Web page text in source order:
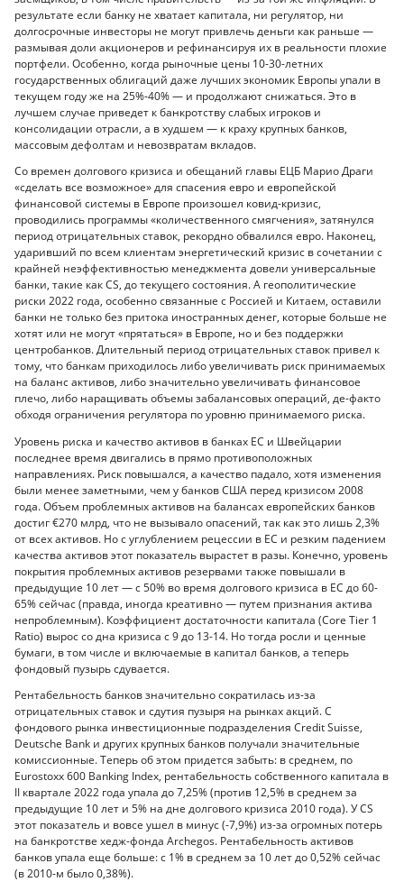
результате если банку не хватает капитала, ни регулятор, ни
долгосрочные инвесторы не могут привлечь деньги как раньше —
размывая доли акционеров и рефинансируя их в реальности плохие
портфели. Особенно, когда рыночные цены 10-30-летних
государственных облигаций даже лучших экономик Европы упали в
текущем году же на 25%-40% — и продолжают снижаться. Это в
лучшем случае приведет к банкротству слабых игроков и
консолидации отрасли, а в худшем — к краху крупных банков,
массовым дефолтам и невозвратам вкладов.
Со времен долгового кризиса и обещаний главы ЕЦБ Марио Драги
«сделать все возможное» для спасения евро и европейской
финансовой системы в Европе произошел ковид-кризис,
проводились программы «количественного смягчения», затянулся
период отрицательных ставок, рекордно обвалился евро. Наконец,
ударивший по всем клиентам энергетический кризис в сочетании с
крайней неэффективностью менеджмента довели универсальные
банки, такие как CS, до текущего состояния. А геополитические
риски 2022 года, особенно связанные с Россией и Китаем, оставили
банки не только без притока иностранных денег, которые больше не
хотят или не могут «прятаться» в Европе, но и без поддержки
центробанков. Длительный период отрицательных ставок привел к
тому, что банкам приходилось либо увеличивать риск принимаемых
на баланс активов, либо значительно увеличивать финансовое
плечо, либо наращивать объемы забалансовых операций, де-факто
обходя ограничения регулятора по уровню принимаемого риска.
Уровень риска и качество активов в банках ЕС и Швейцарии
последнее время двигались в прямо противоположных
направлениях. Риск повышался, а качество падало, хотя изменения
были менее заметными, чем у банков США перед кризисом 2008
года. Объем проблемных активов на балансах европейских банков
достиг €270 млрд, что не вызывало опасений, так как это лишь 2,3%
от всех активов. Но с углублением рецессии в ЕС и резким падением
качества активов этот показатель вырастет в разы. Конечно, уровень
покрытия проблемных активов резервами также повышали в
предыдущие 10 лет — с 50% во время долгового кризиса в ЕС до 60-
65% сейчас (правда, иногда креативно — путем признания актива
непроблемным). Коэффициент достаточности капитала (Core Tier 1
Ratio) вырос со дна кризиса с 9 до 13-14. Но тогда росли и ценные
бумаги, в том числе и включаемые в капитал банков, а теперь
фондовый пузырь сдувается.
Рентабельность банков значительно сократилась из-за
отрицательных ставок и сдутия пузыря на рынках акций. С
фондового рынка инвестиционные подразделения Credit Suisse,
Deutsche Bank и других крупных банков получали значительные
комиссионные. Теперь об этом придется забыть: в среднем, по
Eurostoxx 600 Banking Index, рентабельность собственного капитала в
II квартале 2022 года упала до 7,25% (против 12,5% в среднем за
предыдущие 10 лет и 5% на дне долгового кризиса 2010 года). У CS
этот показатель и вовсе ушел в минус (-7,9%) из-за огромных потерь
на банкротстве хедж-фонда Archegos. Рентабельность активов
банков упала еще больше: с 1% в среднем за 10 лет до 0,52% сейчас
(в 2010-м было 0,38%).